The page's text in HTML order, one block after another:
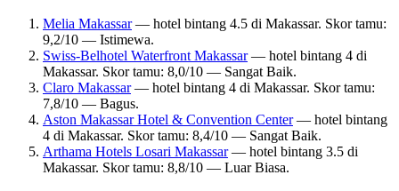
Melia Makassar— hotel bintang 4.5 di Makassar. Skor tamu:
9,2/10 — Istimewa.
Swiss-Belhotel Waterfront Makassar— hotel bintang 4 di
Makassar. Skor tamu: 8,0/10 — Sangat Baik.
Claro Makassar— hotel bintang 4 di Makassar. Skor tamu:
7,8/10 — Bagus.
Aston Makassar Hotel & Convention Center— hotel bintang
4 di Makassar. Skor tamu: 8,4/10 — Sangat Baik.
Arthama Hotels Losari Makassar— hotel bintang 3.5 di
Makassar. Skor tamu: 8,8/10 — Luar Biasa.